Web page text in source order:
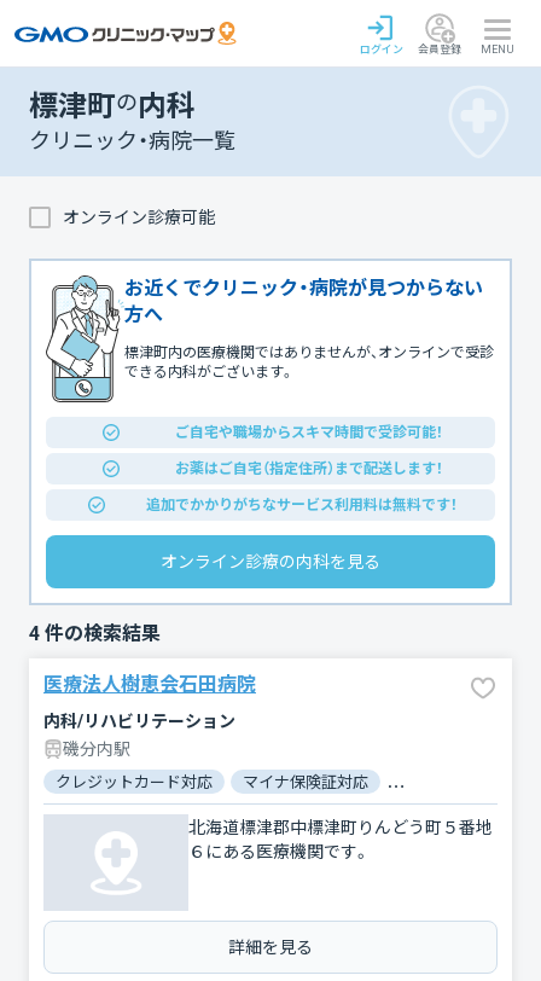
ログイン 会員登録 MENU
標津町の内科
クリニック・病院一覧
オンライン診療可能
お近くでクリニック・病院が見つからない
方へ
標津町内の医療機関ではありませんが、オンラインで受診
できる内科がございます。
ご自宅や職場からスキマ時間で受診可能！
お薬はご自宅（指定住所）まで配送します！
追加でかかりがちなサービス利用料は無料です！
オンライン診療の内科を見る
4 件の検索結果
医療法人樹恵会石田病院
内科/リハビリテーション
磯分内駅
クレジットカード対応 マイナ保険証対応 駐車場あり
北海道標津郡中標津町りんどう町５番地
６にある医療機関です。
詳細を見る